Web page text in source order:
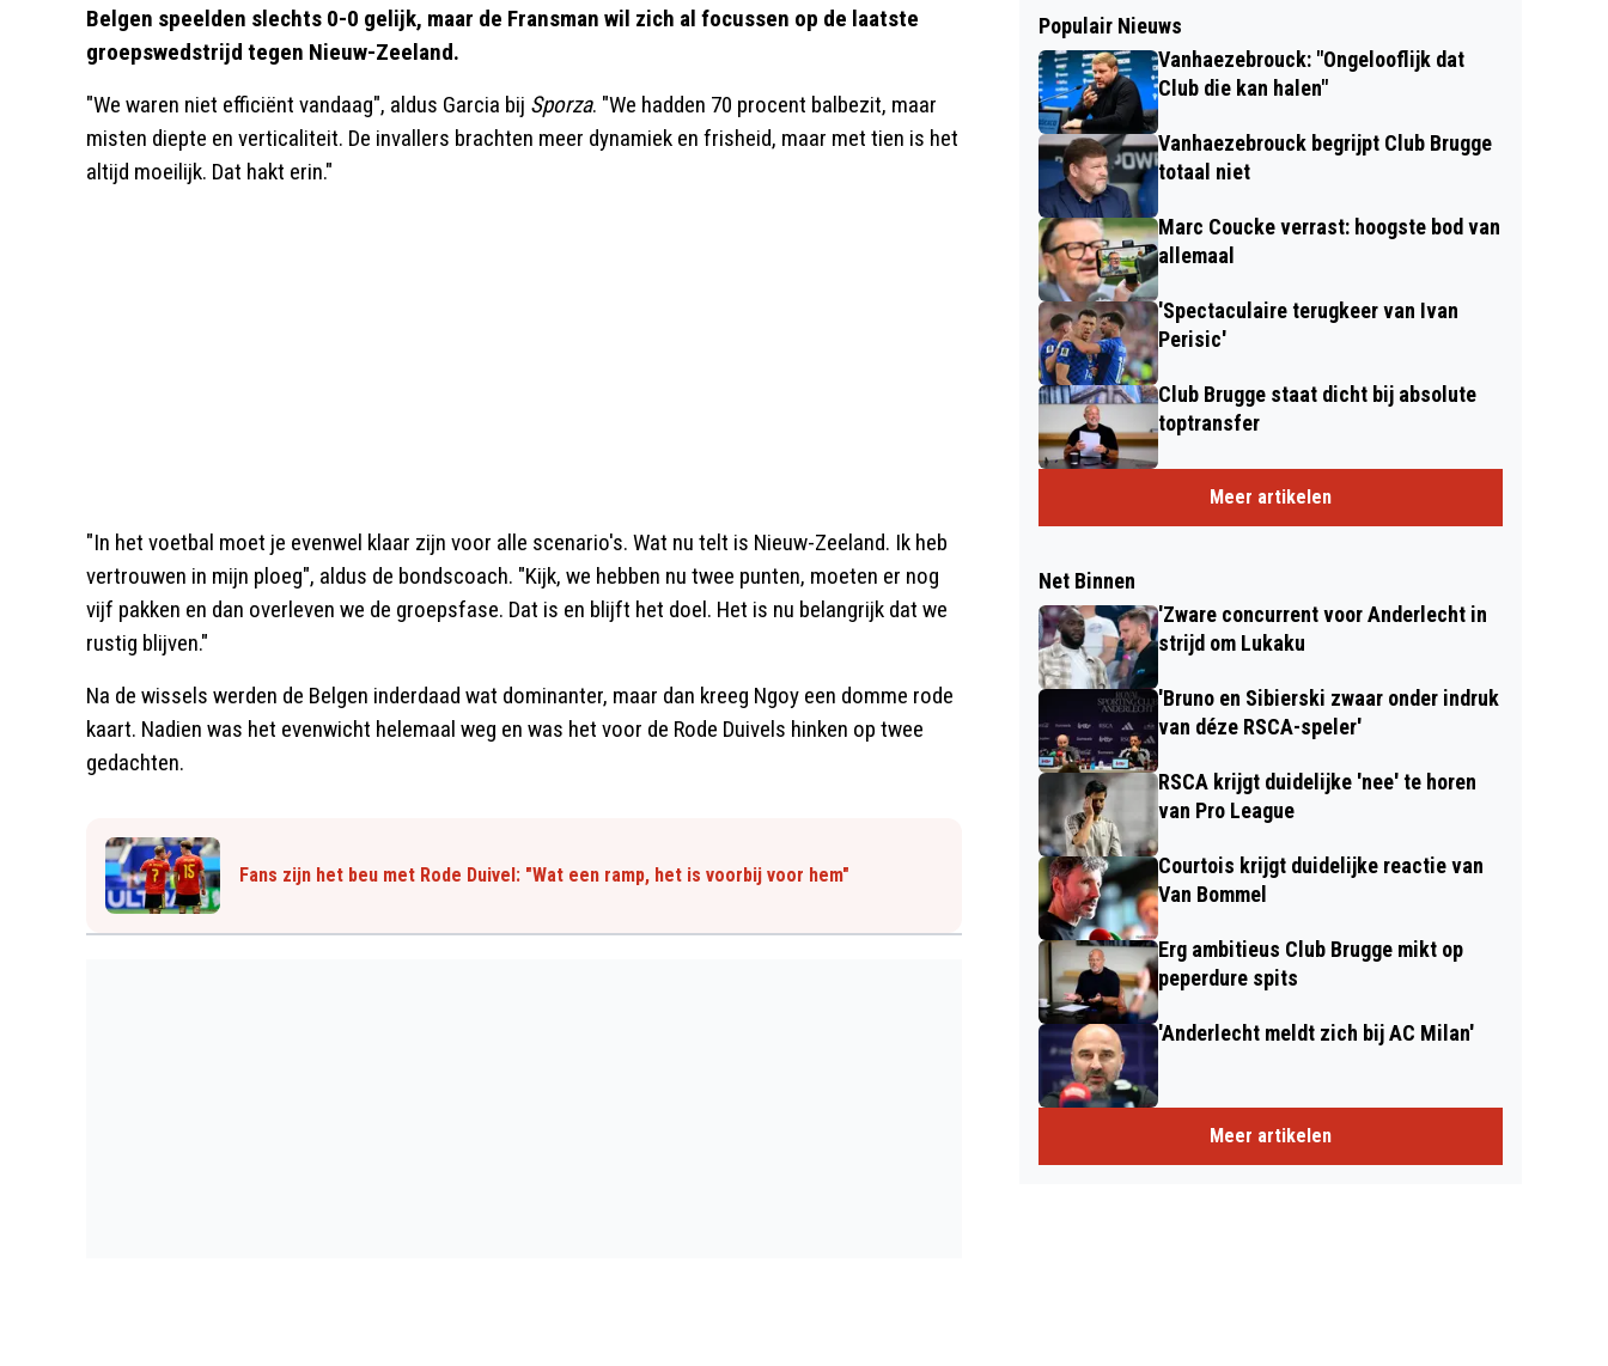
Belgen speelden slechts 0-0 gelijk, maar de Fransman wil zich al focussen op de laatste
groepswedstrijd tegen Nieuw-Zeeland.
"We waren niet efficiënt vandaag", aldus Garcia bij Sporza. "We hadden 70 procent balbezit, maar
misten diepte en verticaliteit. De invallers brachten meer dynamiek en frisheid, maar met tien is het
altijd moeilijk. Dat hakt erin."
"In het voetbal moet je evenwel klaar zijn voor alle scenario's. Wat nu telt is Nieuw-Zeeland. Ik heb
vertrouwen in mijn ploeg", aldus de bondscoach. "Kijk, we hebben nu twee punten, moeten er nog
vijf pakken en dan overleven we de groepsfase. Dat is en blijft het doel. Het is nu belangrijk dat we
rustig blijven."
Na de wissels werden de Belgen inderdaad wat dominanter, maar dan kreeg Ngoy een domme rode
kaart. Nadien was het evenwicht helemaal weg en was het voor de Rode Duivels hinken op twee
gedachten.
Fans zijn het beu met Rode Duivel: "Wat een ramp, het is voorbij voor hem"
Populair Nieuws
Vanhaezebrouck: "Ongelooflijk dat
Club die kan halen"
Vanhaezebrouck begrijpt Club Brugge
totaal niet
Marc Coucke verrast: hoogste bod van
allemaal
'Spectaculaire terugkeer van Ivan
Perisic'
Club Brugge staat dicht bij absolute
toptransfer
Meer artikelen
Net Binnen
'Zware concurrent voor Anderlecht in
strijd om Lukaku
'Bruno en Sibierski zwaar onder indruk
van déze RSCA-speler'
RSCA krijgt duidelijke 'nee' te horen
van Pro League
Courtois krijgt duidelijke reactie van
Van Bommel
Erg ambitieus Club Brugge mikt op
peperdure spits
'Anderlecht meldt zich bij AC Milan'
Meer artikelen